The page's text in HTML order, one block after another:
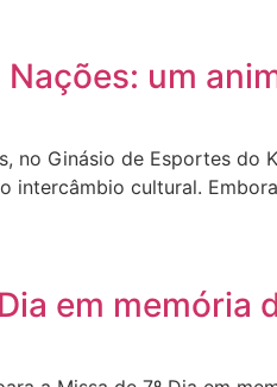
Nações: um
no Ginásio de Esportes do
intercâmbio cultural.
em memória